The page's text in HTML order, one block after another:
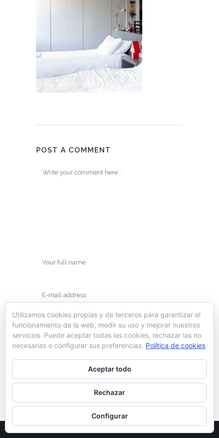
POST A COMMENT
Save my name, email, and website in this
browser for the next time I comment.
Utilizamos cookies propias y de terceros para garantizar el
funcionamiento de la web, medir su uso y mejorar nuestros
servicios. Puede aceptar todas las cookies, rechazar las no
necesarias o configurar sus preferencias. Política de cookies
Aceptar todo
Rechazar
Configurar